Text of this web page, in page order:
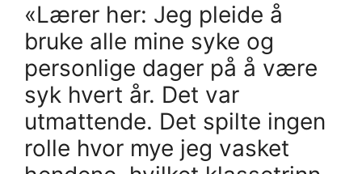
«Lærer her: Jeg pleide å
bruke alle mine syke og
personlige dager på å være
syk hvert år. Det var
utmattende. Det spilte ingen
rolle hvor mye jeg vasket